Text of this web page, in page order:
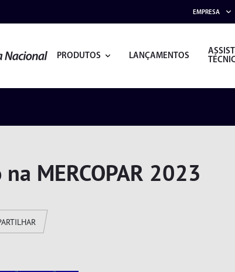
EMPRESA
PRODUTOS LANÇAMENTOS
MERCOPAR 2023